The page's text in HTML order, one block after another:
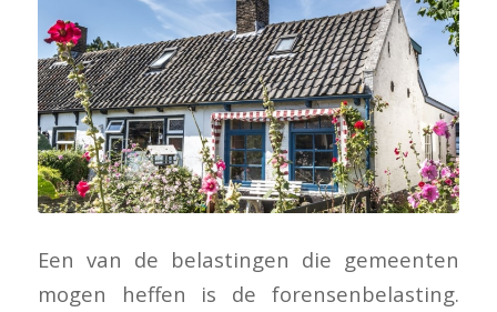
Een van de belastingen die gemeenten
mogen heffen is de forensenbelasting.